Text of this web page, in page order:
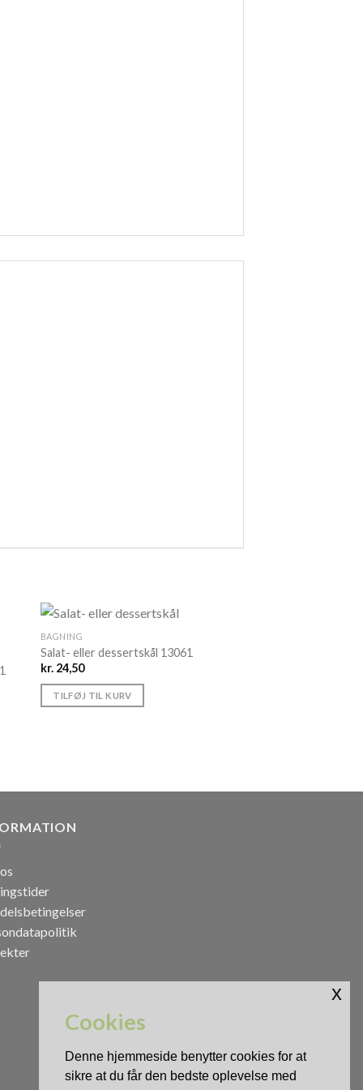
BAGNING
Salat- eller dessertskål 13061
kr.24,50
TILFØJ TIL KURV
Cookies
Denne hjemmeside benytter cookies for at
sikre at du får den bedste oplevelse med
x